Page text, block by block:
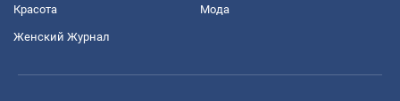
Красота Мода
Женский Журнал